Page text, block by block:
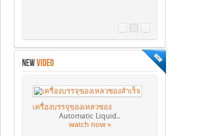
NEWVIDEO
เครื่องบรรจุของเหลวซอง
Automatic Liquid..
watch now »